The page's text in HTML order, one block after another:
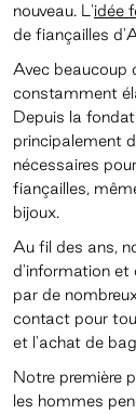
nouveau. L'idée
de fiançailles
Avec beaucoup
constamment
Depuis la
principalement
nécessaires
fiançailles,
bijoux.
Au fil des ans,
d'information et
par de
contact pour
et l'achat de
Notre première
les hommes